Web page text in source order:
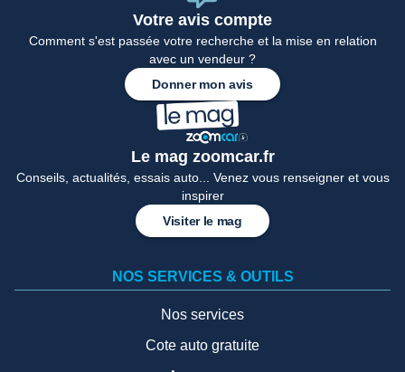
Votre avis compte
Comment s'est passée votre recherche et la mise en relation
avec un vendeur ?
Donner mon avis
Le mag zoomcar.fr
Conseils, actualités, essais auto... Venez vous renseigner et vous
inspirer
Visiter le mag
NOS SERVICES & OUTILS
Nos services
Cote auto gratuite